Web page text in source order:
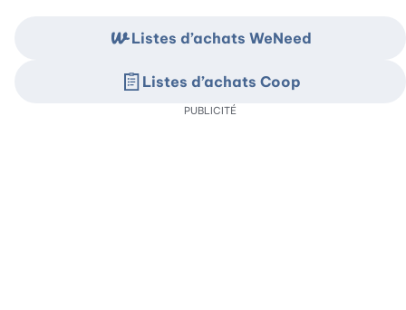
Listes d’achats WeNeed
Listes d’achats Coop
PUBLICITÉ